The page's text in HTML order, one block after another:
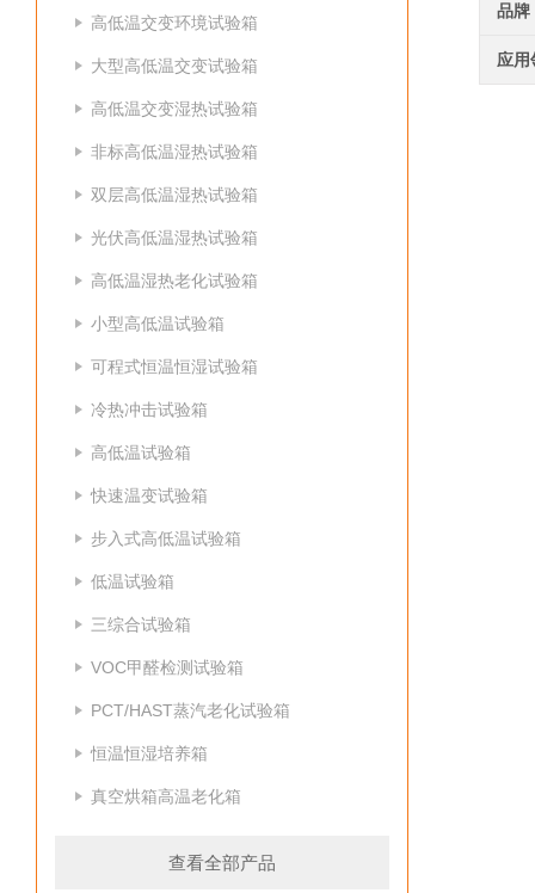
高低温交变环境试验箱
大型高低温交变试验箱
高低温交变湿热试验箱
非标高低温湿热试验箱
双层高低温湿热试验箱
光伏高低温湿热试验箱
高低温湿热老化试验箱
小型高低温试验箱
可程式恒温恒湿试验箱
冷热冲击试验箱
高低温试验箱
快速温变试验箱
步入式高低温试验箱
低温试验箱
三综合试验箱
VOC甲醛检测试验箱
PCT/HAST蒸汽老化试验箱
恒温恒湿培养箱
真空烘箱高温老化箱
查看全部产品
品牌
应用